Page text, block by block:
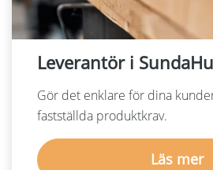
English
Dansk
Leverantör i
Gör det enklare för dina
fastställda produktkrav.
Läs mer